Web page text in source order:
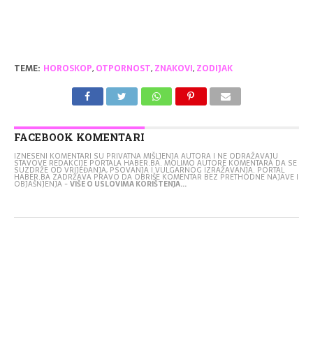
TEME: HOROSKOP, OTPORNOST, ZNAKOVI, ZODIJAK
FACEBOOK KOMENTARI
IZNESENI KOMENTARI SU PRIVATNA MIŠLJENJA AUTORA I NE ODRAŽAVAJU
STAVOVE REDAKCIJE PORTALA HABER.BA. MOLIMO AUTORE KOMENTARA DA SE
SUZDRŽE OD VRIJEĐANJA, PSOVANJA I VULGARNOG IZRAŽAVANJA. PORTAL
HABER.BA ZADRŽAVA PRAVO DA OBRIŠE KOMENTAR BEZ PRETHODNE NAJAVE I
OBJAŠNJENJA -VIŠE O USLOVIMA KORIŠTENJA...